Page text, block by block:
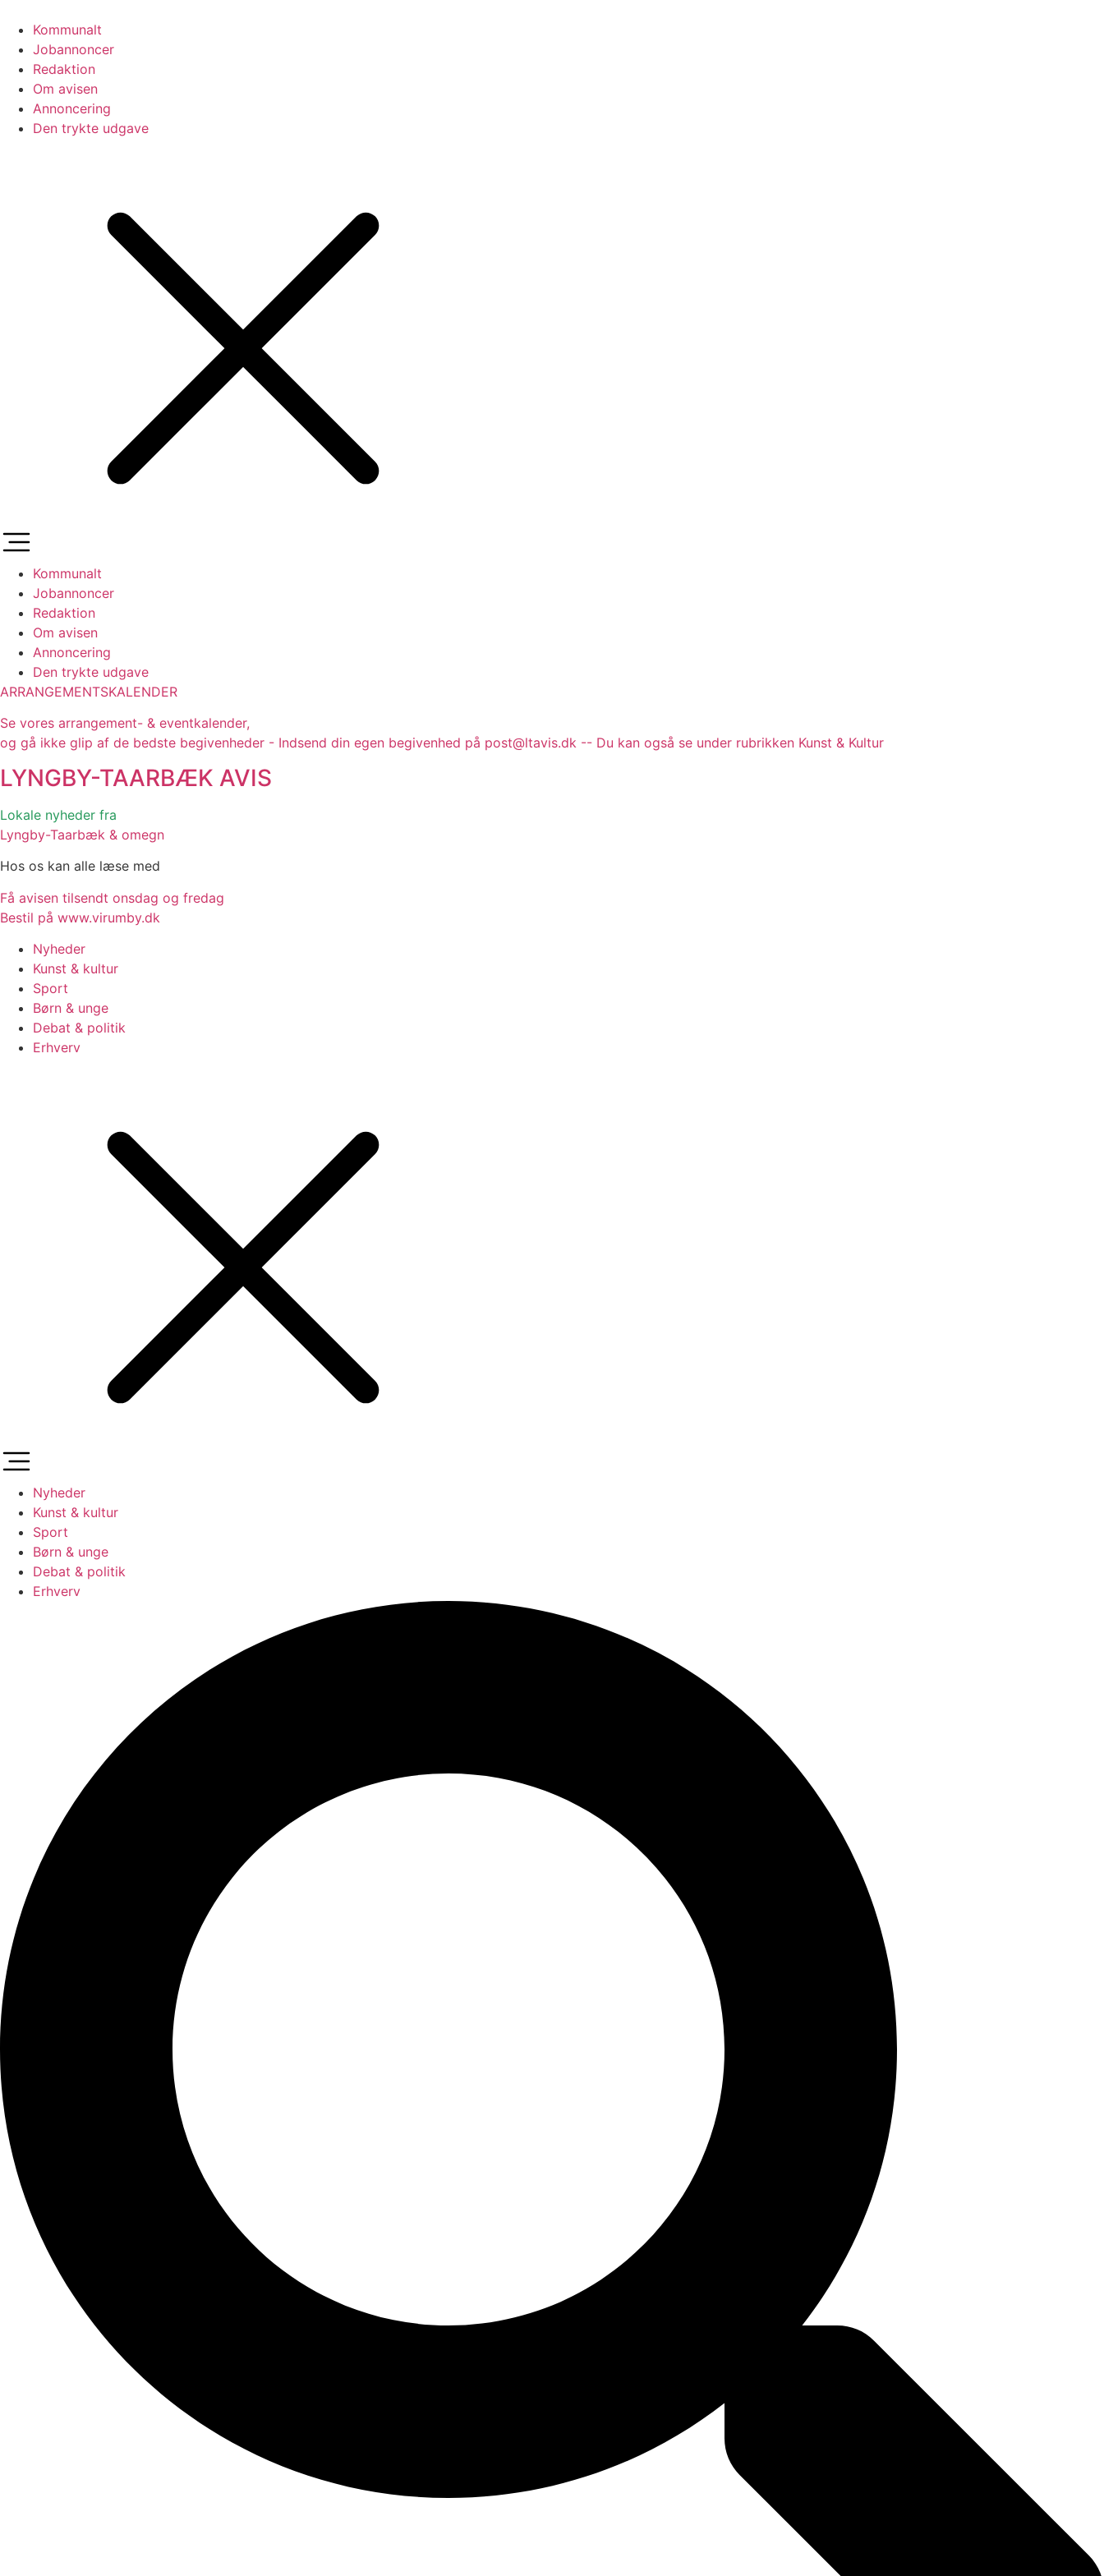
indhold
Kommunalt
Jobannoncer
Redaktion
Om avisen
Annoncering
Den trykte udgave
Kommunalt
Jobannoncer
Redaktion
Om avisen
Annoncering
Den trykte udgave
ARRANGEMENTSKALENDER
Se vores arrangement- & eventkalender,
og gå ikke glip af de bedste begivenheder - Indsend din egen begivenhed på post@ltavis.dk -- Du kan også se under rubrikken Kunst & Kultur
LYNGBY-TAARBÆK AVIS
Lokale nyheder fra
Lyngby-Taarbæk & omegn
Hos os kan alle læse med
Få avisen tilsendt onsdag og fredag
Bestil på www.virumby.dk
Nyheder
Kunst & kultur
Sport
Børn & unge
Debat & politik
Erhverv
Nyheder
Kunst & kultur
Sport
Børn & unge
Debat & politik
Erhverv